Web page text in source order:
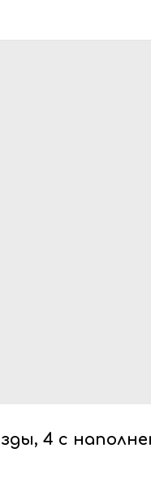
4 с